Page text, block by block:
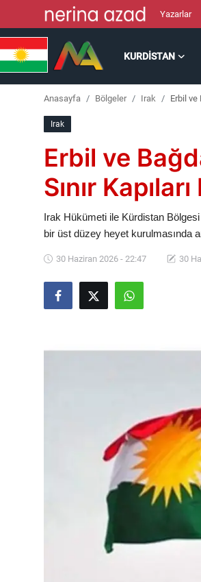
Yazarlar
KURDISTAN
Güncel
Yazarlar
Kurdi
Anasayfa Bölgeler Irak Erbil ve
Irak
Erbil ve
Sınır
Irak Hükümeti ile Kürdistan Bölgesi
bir üst düzey heyet kurulmasında
30 Haziran 2026 - 22:47 30